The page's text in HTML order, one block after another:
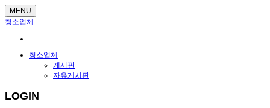
MENU
청소업체
청소업체
게시판
자유게시판
LOGIN